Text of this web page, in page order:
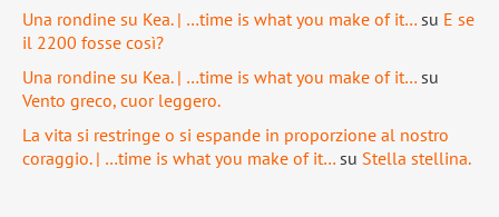
Una rondine su Kea. | …time is what you make of it… su E se
il 2200 fosse così?
Una rondine su Kea. | …time is what you make of it… su
Vento greco, cuor leggero.
La vita si restringe o si espande in proporzione al nostro
coraggio. | …time is what you make of it… su Stella stellina.